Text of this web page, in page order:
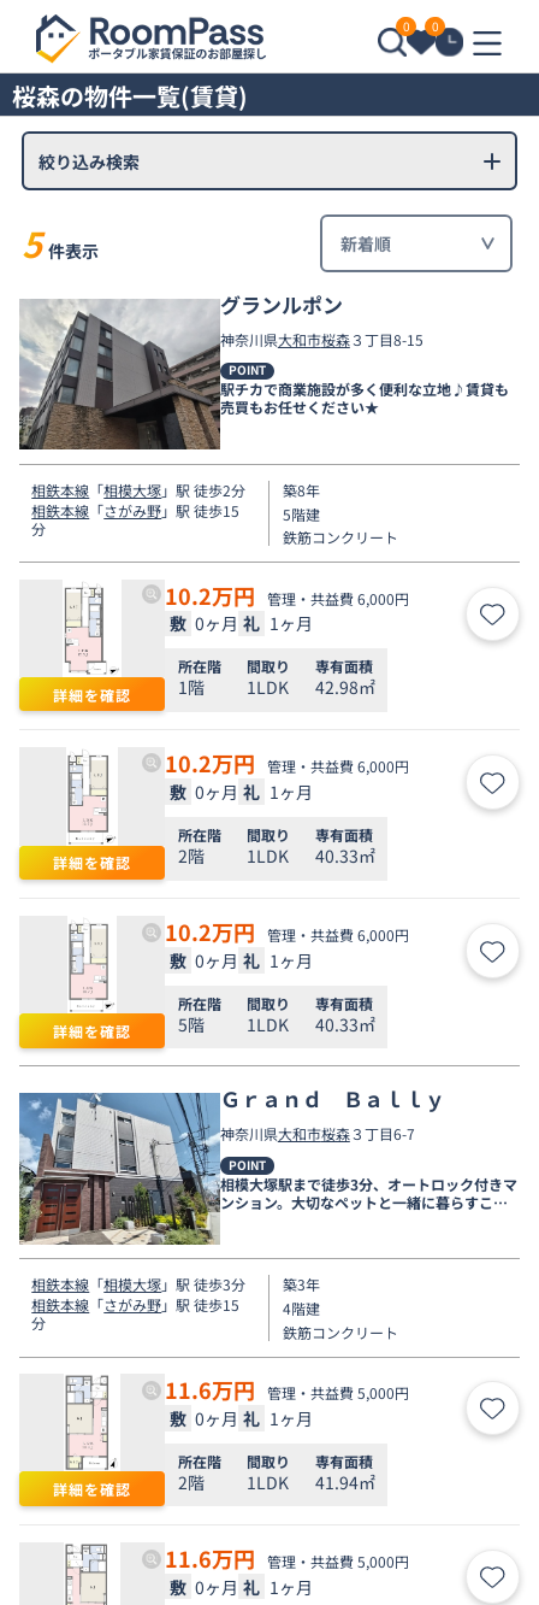
0 0
桜森の物件一覧(賃貸)
絞り込み検索
5 件表示
グランルポン
神奈川県大和市桜森３丁目8-15
POINT
駅チカで商業施設が多く便利な立地♪賃貸も
売買もお任せください★
相鉄本線 「相模大塚」駅 徒歩2分
相鉄本線 「さがみ野」駅 徒歩15
分
築8年
5階建
鉄筋コンクリート
詳細を確認
10.2万円 管理・共益費 6,000円
敷 0ヶ月 礼 1ヶ月 お気
所在階
1階
間取り
1LDK
専有面積
42.98㎡
詳細を確認
10.2万円 管理・共益費 6,000円
敷 0ヶ月 礼 1ヶ月 お気
所在階
2階
間取り
1LDK
専有面積
40.33㎡
詳細を確認
10.2万円 管理・共益費 6,000円
敷 0ヶ月 礼 1ヶ月 お気
所在階
5階
間取り
1LDK
専有面積
40.33㎡
Ｇｒａｎｄ Ｂａｌｌｙ
神奈川県大和市桜森３丁目6-7
POINT
相模大塚駅まで徒歩3分、オートロック付きマ
ンション。大切なペットと一緒に暮らすこと
相鉄本線 「相模大塚」駅 徒歩3分
相鉄本線 「さがみ野」駅 徒歩15
分
築3年
4階建
鉄筋コンクリート
詳細を確認
11.6万円 管理・共益費 5,000円
敷 0ヶ月 礼 1ヶ月 お気
所在階
2階
間取り
1LDK
専有面積
41.94㎡
11.6万円 管理・共益費 5,000円
敷 0ヶ月 礼 1ヶ月 お気